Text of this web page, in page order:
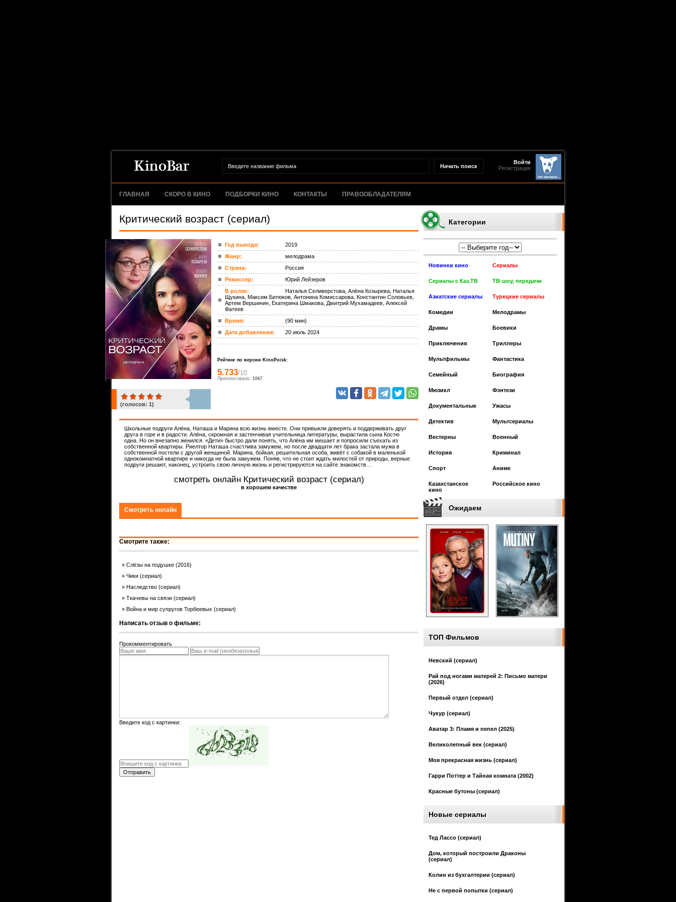
Войти
Регистрация
ГЛАВНАЯ СКОРО В КИНО ПОДБОРКИ КИНО КОНТАКТЫ ПРАВООБЛАДАТЕЛЯМ
Критический возраст (сериал)
ком.
(голосов: 1 )
Год выхода:
2019
Жанр:
мелодрама
Страна:
Россия
Режиссер:
Юрий Лейзеров
В ролях:
Наталья Селиверстова, Алёна Козырева, Наталья
Щукина, Максим Битюков, Антонина Комиссарова, Константин Соловьев,
Артем Вершинин, Екатерина Шмакова, Дмитрий Мухамадеев, Алексей
Фатеев
Время:
(90 мин)
Дата добавления:
20 июль 2024
Рейтинг по версии KinoPoisk:
5.733/10
Проголосовало: 1067
Школьные подруги Алёна, Наташа и Марина всю жизнь вместе. Они привыкли доверять и поддерживать друг
друга в горе и в радости. Алёна, скромная и застенчивая учительница литературы, вырастила сына Костю
одна. Но он внезапно женился. «Дети» быстро дали понять, что Алёна им мешает и попросили съехать из
собственной квартиры. Риелтор Наташа счастлива замужем, но после двадцати лет брака застала мужа в
собственной постели с другой женщиной. Марина, бойкая, решительная особа, живёт с собакой в маленькой
однокомнатной квартире и никогда не была замужем. Поняв, что не стоит ждать милостей от природы, верные
подруги решают, наконец, устроить свою личную жизнь и регистрируются на сайте знакомств…
смотреть онлайн Критический возраст (сериал)
в хорошем качестве
Смотреть онлайн
Смотрите также:
Слёзы на подушке (2016)
Чики (сериал)
Наследство (сериал)
Ткачевы на связи (сериал)
Война и мир супругов Торбеевых (сериал)
Написать отзыв о фильме:
Прокомментировать
Введите код с картинки:
Отправить
Категории
Новинки кино Сериалы
Сериалы с Каз.ТВ ТВ-шоу, передачи
Азиатские сериалы Турецкие сериалы
Комедии Мелодрамы
Драмы Боевики
Приключения Триллеры
Мультфильмы Фантастика
Cемейный Биография
Мюзикл Фэнтези
Документальные Ужасы
Детектив Мультсериалы
Вестерны Военный
История Криминал
Спорт Аниме
Казахстанское
кино
Российское кино
Ожидаем
ТОП Фильмов
Невский (сериал)
Рай под ногами матерей 2: Письмо матери
(2026)
Первый отдел (сериал)
Чукур (сериал)
Аватар 3: Пламя и пепел (2025)
Великолепный век (сериал)
Моя прекрасная жизнь (сериал)
Гарри Поттер и Тайная комната (2002)
Красные бутоны (сериал)
Новые сериалы
Тед Лассо (сериал)
Дом, который построили Драконы
(сериал)
Колин из бухгалтерии (сериал)
Не с первой попытки (сериал)